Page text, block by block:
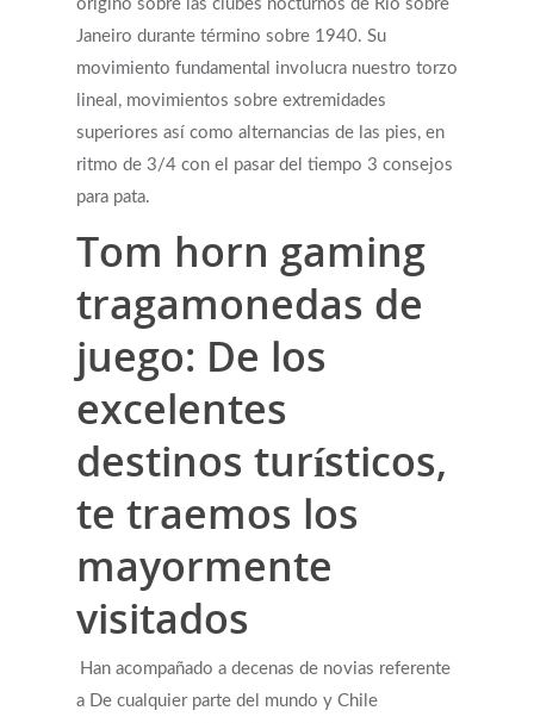
originó sobre las clubes nocturnos de Río sobre
Janeiro durante término sobre 1940. Su
movimiento fundamental involucra nuestro torzo
lineal, movimientos sobre extremidades
superiores así­ como alternancias de las pies, en
ritmo de 3/4 con el pasar del tiempo 3 consejos
para pata.
Tom horn gaming
tragamonedas de
juego: De los
excelentes
destinos turísticos,
te traemos los
mayormente
visitados
Han acompañado a decenas de novias referente
a De cualquier parte del mundo y Chile